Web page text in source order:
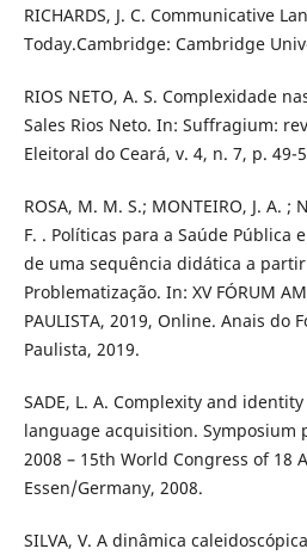
RICHARDS, J. C. Communicative
Today.Cambridge: Cambridge
RIOS NETO, A. S. Complexidade
Sales Rios Neto. In: Suffragium:
Eleitoral do Ceará, v. 4, n. 7, p. 49-
ROSA, M. M. S.; MONTEIRO, J. A. ;
F. . Políticas para a Saúde Pública
de uma sequência didática a
Problematização. In: XV FÓRUM
PAULISTA, 2019, Online. Anais do
Paulista, 2019.
SADE, L. A. Complexity and
language acquisition. Symposium
2008 – 15th World Congress of 18
Essen/Germany, 2008.
SILVA, V. A dinâmica